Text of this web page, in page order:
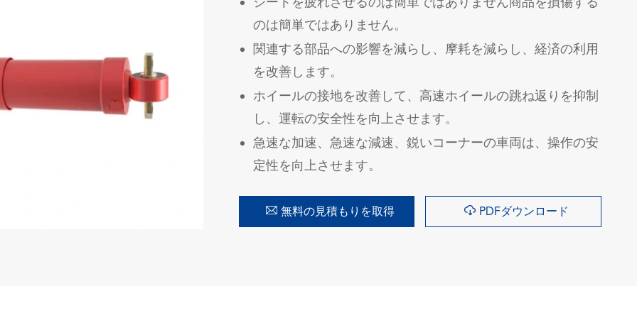
のは簡単ではありません。
関連する部品への影響を減らし、摩耗を減らし、経済の利用
を改善します。
ホイールの接地を改善して、高速ホイールの跳ね返りを抑制
し、運転の安全性を向上させます。
急速な加速、急速な減速、鋭いコーナーの車両は、操作の安
定性を向上させます。
 無料の見積もりを取得  PDFダウンロード